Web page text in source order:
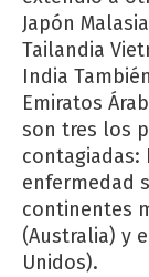
Japón
Tailandia
India
Emiratos
son tres los
contagiadas:
enfermedad
continentes
(Australia) y
Unidos).